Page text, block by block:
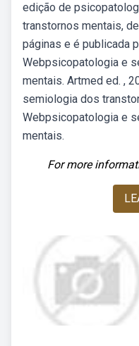
edição de
transtornos mentais,
páginas e é publicada
Webpsicopatologia e
mentais. Artmed ed. ,
semiologia dos
Webpsicopatologia e
mentais.
For more